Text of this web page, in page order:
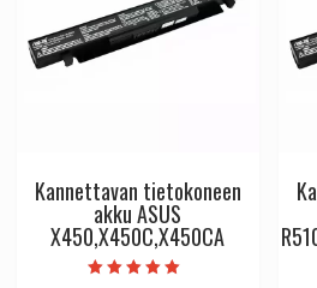
Kannettavan tietokoneen
akku ASUS
X450,X450C,X450CA